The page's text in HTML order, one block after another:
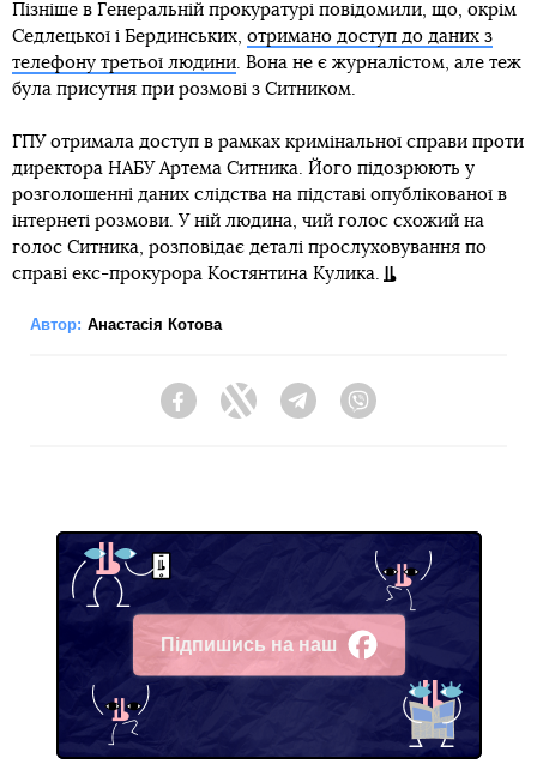
Пізніше в Генеральній прокуратурі повідомили, що, окрім
Седлецької і Бердинських, отримано доступ до даних з
телефону третьої людини. Вона не є журналістом, але теж
була присутня при розмові з Ситником.
ГПУ отримала доступ в рамках кримінальної справи проти
директора НАБУ Артема Ситника. Його підозрюють у
розголошенні даних слідства на підставі опублікованої в
інтернеті розмови. У ній людина, чий голос схожий на
голос Ситника, розповідає деталі прослуховування по
справі екс-прокурора Костянтина Кулика.
Автор: Анастасія Котова
FacebookTwitter Telegram
Підпишись на наш
Facebook